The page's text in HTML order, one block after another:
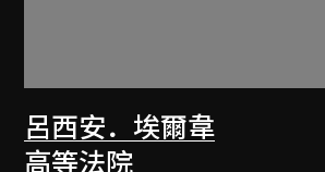
呂西安．埃爾韋
高等法院